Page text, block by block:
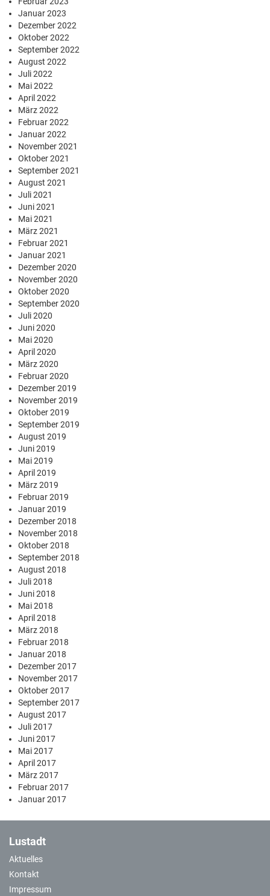
Januar 2023
Dezember 2022
Oktober 2022
September 2022
August 2022
Juli 2022
Mai 2022
April 2022
März 2022
Februar 2022
Januar 2022
November 2021
Oktober 2021
September 2021
August 2021
Juli 2021
Juni 2021
Mai 2021
März 2021
Februar 2021
Januar 2021
Dezember 2020
November 2020
Oktober 2020
September 2020
Juli 2020
Juni 2020
Mai 2020
April 2020
März 2020
Februar 2020
Dezember 2019
November 2019
Oktober 2019
September 2019
August 2019
Juni 2019
Mai 2019
April 2019
März 2019
Februar 2019
Januar 2019
Dezember 2018
November 2018
Oktober 2018
September 2018
August 2018
Juli 2018
Juni 2018
Mai 2018
April 2018
März 2018
Februar 2018
Januar 2018
Dezember 2017
November 2017
Oktober 2017
September 2017
August 2017
Juli 2017
Juni 2017
Mai 2017
April 2017
März 2017
Februar 2017
Januar 2017
Lustadt
Aktuelles
Kontakt
Impressum